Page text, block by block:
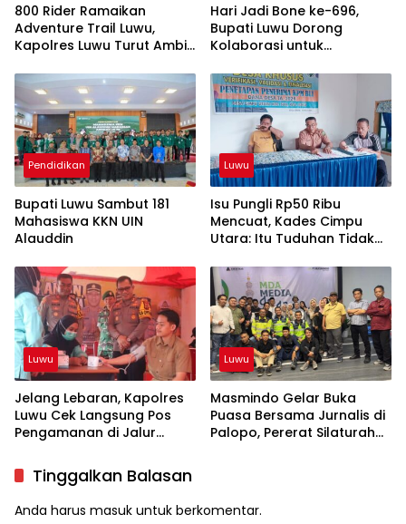
800 Rider Ramaikan
Adventure Trail Luwu,
Kapolres Luwu Turut Ambil
Hari Jadi Bone ke-696,
Bupati Luwu Dorong
Kolaborasi untuk
Pendidikan
Bupati Luwu Sambut 181
Mahasiswa KKN UIN
Alauddin
Luwu
Isu Pungli Rp50 Ribu
Mencuat, Kades Cimpu
Utara: Itu Tuduhan Tidak
Luwu
Jelang Lebaran, Kapolres
Luwu Cek Langsung Pos
Pengamanan di Jalur
Luwu
Masmindo Gelar Buka
Puasa Bersama Jurnalis di
Palopo, Pererat Silaturahmi
Tinggalkan Balasan
Anda harus masuk untuk berkomentar.